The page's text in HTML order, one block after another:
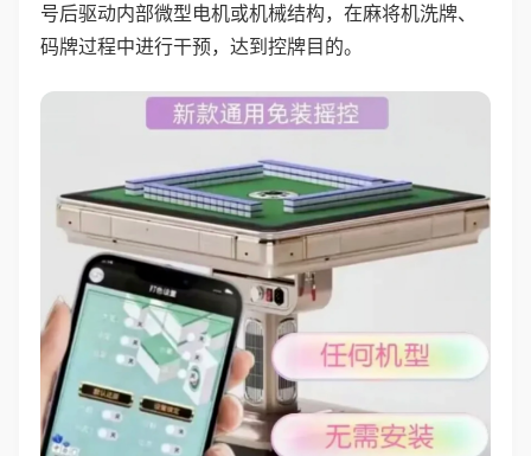
号后驱动内部微型电机或机械结构，在麻将机洗牌、
码牌过程中进行干预，达到控牌目的。